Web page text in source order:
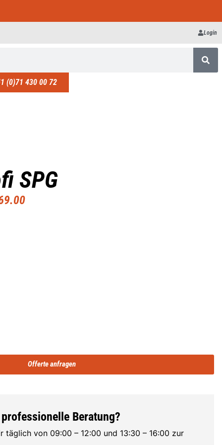
Login
(0)71 430 00 72
SPG
Offerte anfragen
Beratung?
täglich von 09:00 – 12:00 und 13:30 – 16:00 zur